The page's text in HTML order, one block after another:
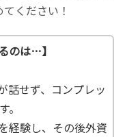
ください！
のは…】
話せず、コンプレッ
経験し、その後外資